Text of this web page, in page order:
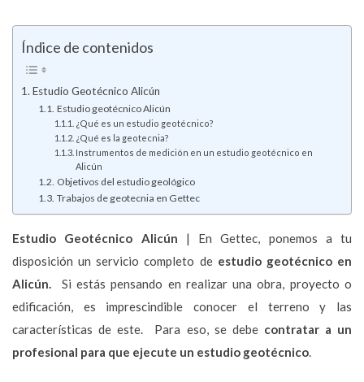
Índice de contenidos
Estudio Geotécnico Alicún
Estudio geotécnico Alicún
¿Qué es un estudio geotécnico?
¿Qué es la geotecnia?
Instrumentos de medición en un estudio geotécnico en
Alicún
Objetivos del estudio geológico
Trabajos de geotecnia en Gettec
Estudio Geotécnico Alicún | En Gettec, ponemos a tu
disposición un servicio completo de estudio geotécnico en
Alicún. Si estás pensando en realizar una obra, proyecto o
edificación, es imprescindible conocer el terreno y las
características de este. Para eso, se debe contratar a un
profesional para que ejecute un estudio geotécnico.